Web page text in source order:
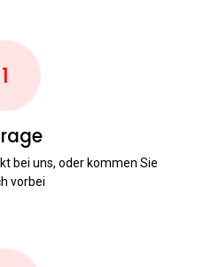
1
bei uns, oder kommen Sie
vorbei